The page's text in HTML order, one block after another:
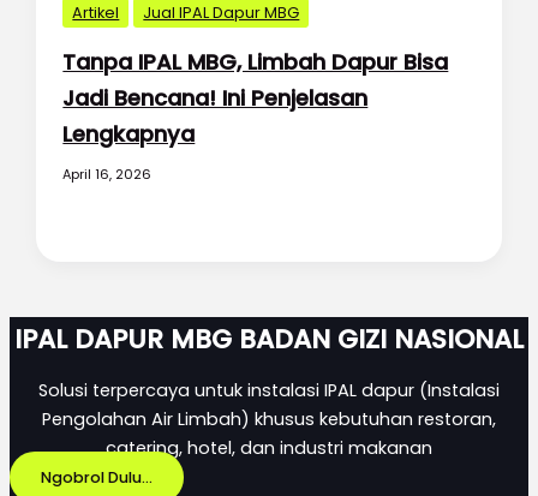
Artikel Jual IPAL Dapur MBG
Tanpa IPAL MBG, Limbah Dapur Bisa
Jadi Bencana! Ini Penjelasan
Lengkapnya
April 16, 2026
IPAL DAPUR MBG BADAN GIZI NASIONAL
Solusi terpercaya untuk instalasi IPAL dapur (Instalasi
Pengolahan Air Limbah) khusus kebutuhan restoran,
catering, hotel, dan industri makanan
Ngobrol Dulu...